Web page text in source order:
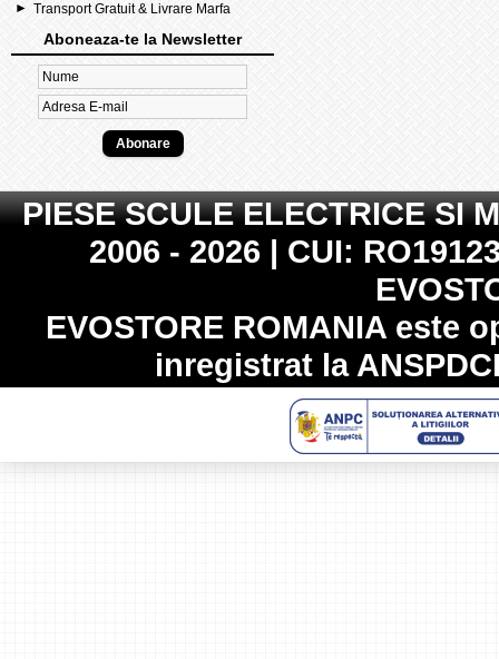
Transport Gratuit & Livrare Marfa
Aboneaza-te la Newsletter
PIESE SCULE ELECTRICE SI
2006 - 2026 | CUI:
EVOSTORE ROMANIAeste
inregistrat la